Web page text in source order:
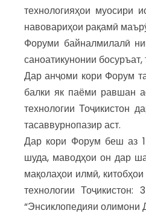
технологияҳои муосири
навовариҳои рақамӣ
Форуми байналмилалӣ
саноатикунонии
Дар анҷоми кори Форум
балки як паёми равшан
технологии Тоҷикистон
тасаввурнопазир аст.
Дар кори Форум беш аз
шуда, маводҳои он дар
мақолаҳои илмӣ,
технологии
“Энсиклопедияи олимони